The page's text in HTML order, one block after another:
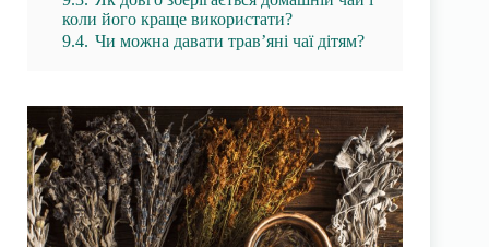
коли його краще використати?
9.4. Чи можна давати трав’яні чаї дітям?